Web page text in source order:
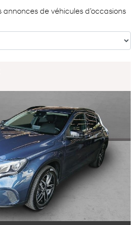
annonces de véhicules d’occasions